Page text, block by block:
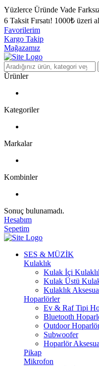
Yüzlerce Üründe Vade
6 Taksit Fırsatı! 1000₺ üzeri
Favorilerim
Kargo Takip
Mağazamız
Ürünler
Kategoriler
Markalar
Kombinler
Sonuç bulunamadı.
Hesabım
Sepetim
SES & MÜZİK
Kulaklık
Kulak İçi
Kulak Üstü
Kulaklık
Hoparlörler
Ev & Raf Tipi
Bluetooth
Outdoor
Subwoofer
Hoparlör
Pikap
Mikrofon